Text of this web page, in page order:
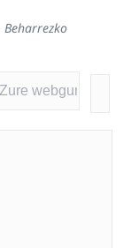
Beharrezko